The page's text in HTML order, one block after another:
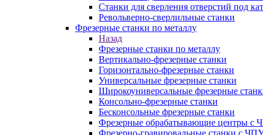
Станки для сверления отверстий под
Револьверно-сверлильные станки
Фрезерные станки по металлу
Назад
Фрезерные станки по металлу
Вертикально-фрезерные станки
Горизонтально-фрезерные станки
Универсальные фрезерные станки
Широкоуниверсальные фрезерные
Консольно-фрезерные станки
Бесконсольные фрезерные станки
Фрезерные обрабатывающие центры с
Фрезерно-гравировальные станки с